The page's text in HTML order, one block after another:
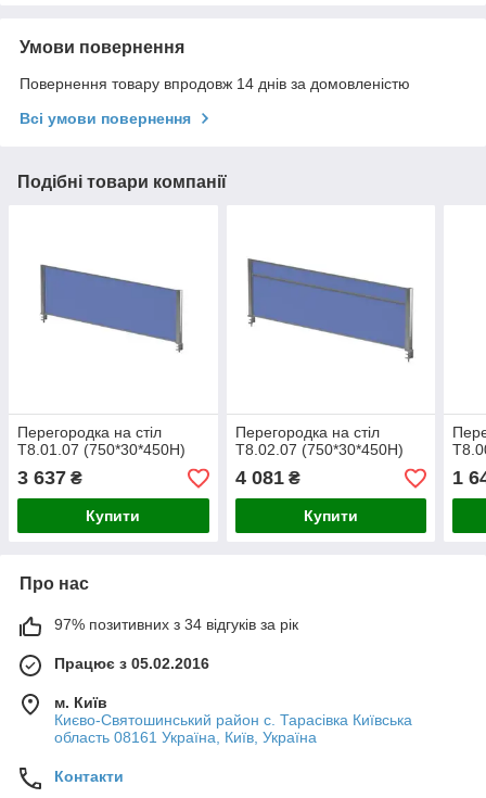
Умови повернення
Повернення товару впродовж 14 днів за домовленістю
Всі умови повернення
Подібні товари компанії
Перегородка на стіл
Т8.01.07 (750*30*450Н)
3 637 ₴
Купити
Перегородка на стіл
Т8.02.07 (750*30*450Н)
4 081₴
Купити
1
Про нас
97% позитивних з 34 відгуків за рік
Працює з 05.02.2016
м. Київ
Києво-Святошинський район с. Тарасівка Київська
область 08161 Україна, Київ, Україна
Контакти